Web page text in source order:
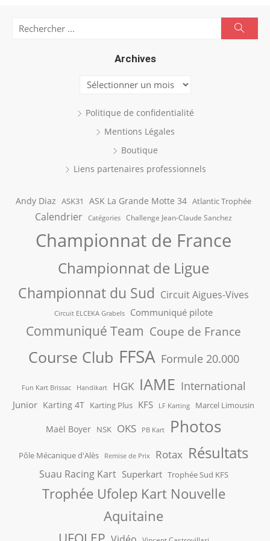
Archives
Archives
Politique de confidentialité
Mentions Légales
Boutique
Liens partenaires professionnels
Andy Diaz ASK31 ASK La Grande Motte 34 Atlantic Trophée
Calendrier Catégories Challenge Jean-Claude Sanchez
Championnat de France
Championnat de Ligue
Championnat du Sud Circuit Aigues-Vives
Circuit ELCEKA Grabels Communiqué pilote
Communiqué Team Coupe de France
Course Club FFSA Formule 20.000
Fun Kart Brissac Handikart HGK IAME International
Junior Karting 4T Karting Plus KFS LF Karting Marcel Limousin
Maël Boyer NSK OKS PB Kart Photos
Pôle Mécanique d'Alès Remise de Prix Rotax Résultats
Suau Racing Kart Superkart Trophée Sud KFS
Trophée Ufolep Kart Nouvelle
Aquitaine